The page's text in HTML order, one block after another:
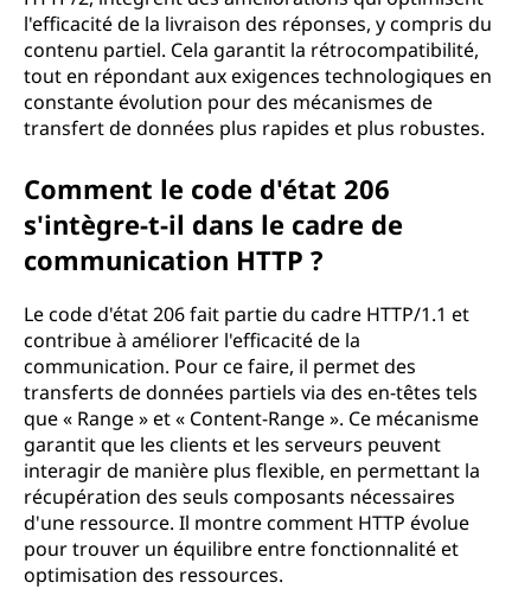
l'efficacité de la livraison des réponses, y compris du
contenu partiel. Cela garantit la rétrocompatibilité,
tout en répondant aux exigences technologiques en
constante évolution pour des mécanismes de
transfert de données plus rapides et plus robustes.
Comment le code d'état 206
s'intègre-t-il dans le cadre de
communication HTTP ?
Le code d'état 206 fait partie du cadre HTTP/1.1 et
contribue à améliorer l'efficacité de la
communication. Pour ce faire, il permet des
transferts de données partiels via des en-têtes tels
que « Range » et « Content-Range ». Ce mécanisme
garantit que les clients et les serveurs peuvent
interagir de manière plus flexible, en permettant la
récupération des seuls composants nécessaires
d'une ressource. Il montre comment HTTP évolue
pour trouver un équilibre entre fonctionnalité et
optimisation des ressources.